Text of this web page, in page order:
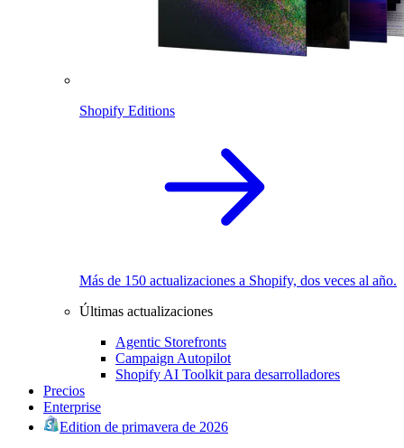
Shopify Editions
Más de 150 actualizaciones a Shopify, dos veces al año.
Últimas actualizaciones
Agentic Storefronts
Campaign Autopilot
Shopify AI Toolkit para desarrolladores
Precios
Enterprise
Edition de primavera de 2026